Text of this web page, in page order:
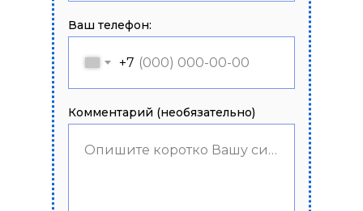
Ваш телефон:
+7
Комментарий (необязательно)
Опишите коротко Вашу ситуацию